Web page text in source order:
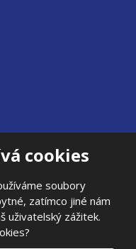
cookies
soubory
zatímco jiné nám
uživatelský zážitek.